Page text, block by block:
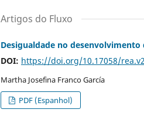
Artigos do Fluxo
Desigualdade no
DOI: https://doi.org/10.17058/
Martha Josefina Franco García
PDF (Espanhol)